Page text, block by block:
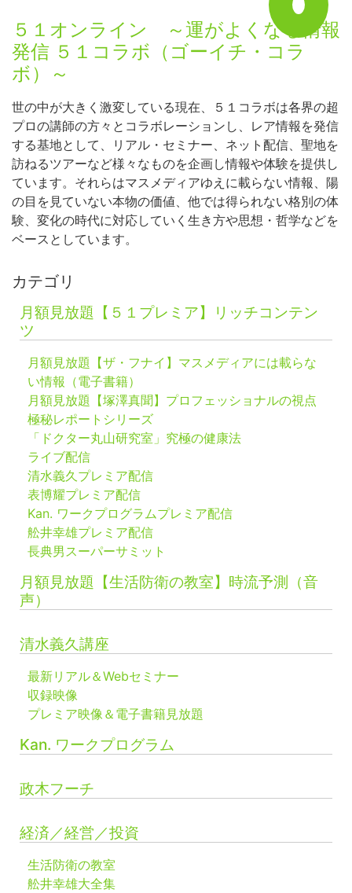
５１オンライン ～運がよくなる情報
発信 ５１コラボ（ゴーイチ・コラ
ボ）～
世の中が大きく激変している現在、５１コラボは各界の超
プロの講師の方々とコラボレーションし、レア情報を発信
する基地として、リアル・セミナー、ネット配信、聖地を
訪ねるツアーなど様々なものを企画し情報や体験を提供し
ています。それらはマスメディアゆえに載らない情報、陽
の目を見ていない本物の価値、他では得られない格別の体
験、変化の時代に対応していく生き方や思想・哲学などを
ベースとしています。
カテゴリ
月額見放題【５１プレミア】リッチコンテン
ツ
月額見放題【ザ・フナイ】マスメディアには載らな
い情報（電子書籍）
月額見放題【塚澤真聞】プロフェッショナルの視点
極秘レポートシリーズ
「ドクター丸山研究室」究極の健康法
ライブ配信
清水義久プレミア配信
表博耀プレミア配信
Kan. ワークプログラムプレミア配信
舩井幸雄プレミア配信
長典男スーパーサミット
月額見放題【生活防衛の教室】時流予測（音
声）
清水義久講座
最新リアル＆Webセミナー
収録映像
プレミア映像＆電子書籍見放題
Kan. ワークプログラム
政木フーチ
経済／経営／投資
生活防衛の教室
舩井幸雄大全集